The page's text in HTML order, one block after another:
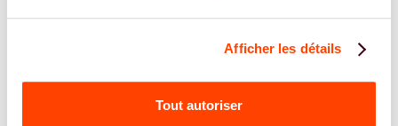
Afficher les détails
Tout autoriser